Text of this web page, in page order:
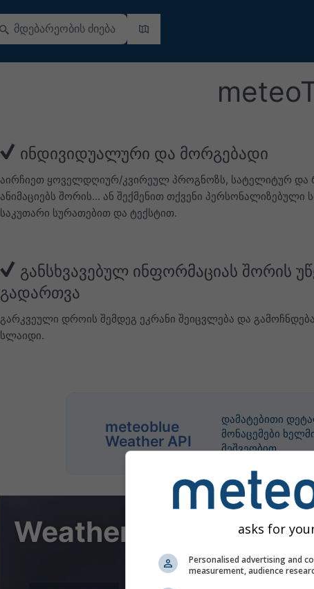
ინდივიდუალური და მორგებადი
აირჩიეთ ყოველდღიურ/კვირეულ პროგნოზს, სატელიტურ და
ანიმაციებს შორის... ან შექმენით თქვენი პერსონალიზებული
საკუთარი სურათებით და ტექსტით.
განსხვავებულ ინფორმაციას შორის
გადართვა
გარკვეული დროის შემდეგ ეკრანი შეიცვლება და
სლაიდი.
meteoblue
Weather API
დამატებითი
მონაცემები
მეშვეობით.
asks for
Personalised advertising and
measurement, audience